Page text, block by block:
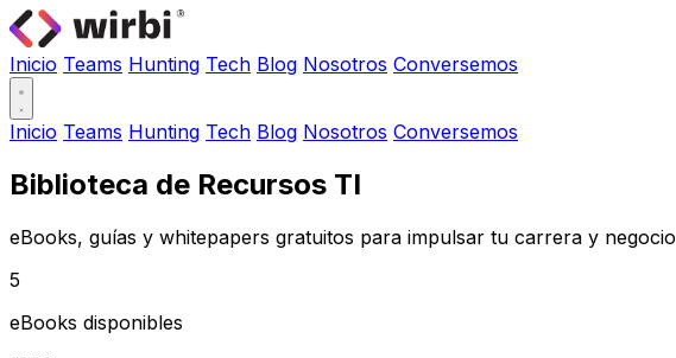
Inicio Teams Hunting Tech Blog Nosotros Conversemos
Inicio Teams Hunting Tech Blog Nosotros Conversemos
Biblioteca de Recursos TI
eBooks, guías y whitepapers gratuitos para impulsar tu carrera y negocio
5
eBooks disponibles